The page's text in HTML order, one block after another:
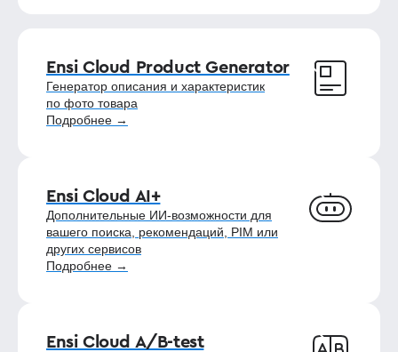
Ensi Cloud Product Generator
Генератор описания и характеристик
по фото товара
Подробнее →
Ensi Cloud AI+
Дополнительные ИИ-возможности для
вашего поиска, рекомендаций, PIM или
других сервисов
Подробнее →
Ensi Cloud A/B-test